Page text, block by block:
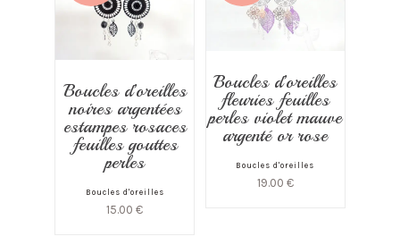
Boucles d’oreilles
noires argentées
estampes rosaces
feuilles gouttes
perles
Boucles d'oreilles
15.00 €
Boucles d’oreilles
fleuries feuilles
perles violet mauve
argenté or rose
Boucles d'oreilles
19.00 €